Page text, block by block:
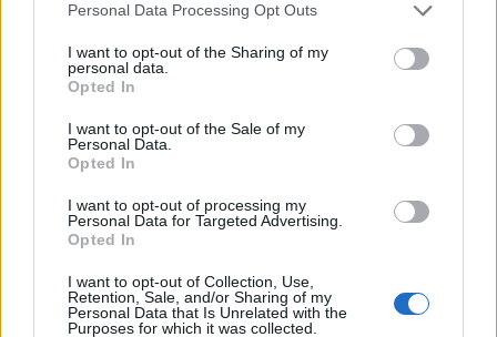
Personal Data Processing Opt Outs
I want to opt-out of the Sharing of my
personal data.
Opted In
I want to opt-out of the Sale of my
Personal Data.
Opted In
I want to opt-out of processing my
Personal Data for Targeted Advertising.
Opted In
I want to opt-out of Collection, Use,
Retention, Sale, and/or Sharing of my
Personal Data that Is Unrelated with the
Purposes for which it was collected.
υπήρξαν παρατυπίες και παραβάσεις των κανονισμών
αναφορικά με την υπόθεση έκδοσης της οικοδομικής
άδειας για ξενοδοχείο στην περιοχή Σαρακήνικο της
Μήλου που είχε προκαλέσει έντονες αντιδράσεις. Το
διαβιβαστεί ήδη […]